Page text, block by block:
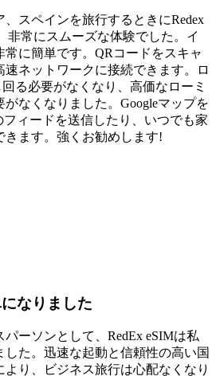
スペインを旅行するときにRedex
非常にスムーズな体験でした。イ
常に簡単です。QRコードをスキャ
速ネットワークに接続できます。ロ
る必要がなくなり、高価なローミ
なくなりました。Googleマップを
フィードを送信したり、いつでも家
ます。強くお勧めします!
なりました
ーソンとして、RedEx eSIMは私
た。迅速な起動と信頼性の高い国
り、ビジネス旅行は心配なくなり